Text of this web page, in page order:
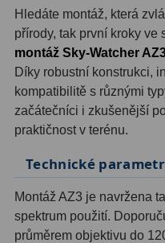
Planetární
Barevné66
Barlow čočky65
Barlow 2x 38
Barlow 3x12
Barlow 4x3
Barlow 5x8
Hledáte montáž, která
přírody, tak první kroky ve
montáž Sky-Watcher
Díky robustní konstrukci,
kompatibilitě s různými
začátečníci i zkušenější
praktičnost v terénu.
Technické
Montáž AZ3 je navržena
spektrum použití.
průměrem objektivu do